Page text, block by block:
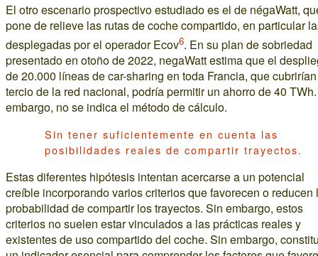
El otro escenario prospectivo estudiado es el de négaWatt,
pone de relieve las rutas de coche compartido, en particular
desplegadas por el operador Ecov6. En su plan de sobriedad
presentado en otoño de 2022, negaWatt estima que el
de 20.000 líneas de car-sharing en toda Francia, que
tercio de la red nacional, podría permitir un ahorro de 40
embargo, no se indica el método de cálculo.
Sin tener suficientemente en cuenta las
posibilidades reales de compartir trayectos.
Estas diferentes hipótesis intentan acercarse a un potencial
creíble incorporando varios criterios que favorecen o reducen
probabilidad de compartir los trayectos. Sin embargo, estos
criterios no suelen estar vinculados a las prácticas reales y
existentes de uso compartido del coche. Sin embargo,